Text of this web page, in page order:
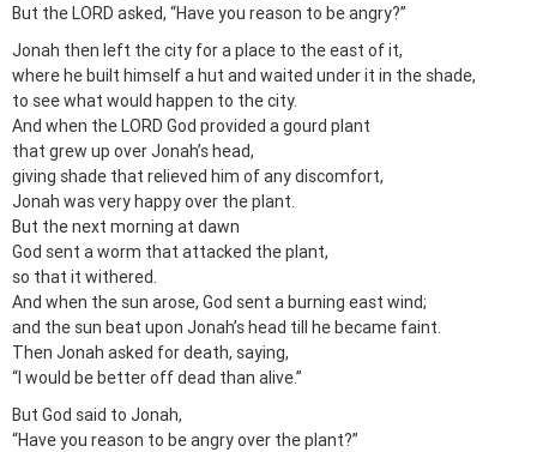
But the LORD asked, “Have you reason to be angry?”
Jonah then left the city for a place to the east of it,
where he built himself a hut and waited under it in the shade,
to see what would happen to the city.
And when the LORD God provided a gourd plant
that grew up over Jonah’s head,
giving shade that relieved him of any discomfort,
Jonah was very happy over the plant.
But the next morning at dawn
God sent a worm that attacked the plant,
so that it withered.
And when the sun arose, God sent a burning east wind;
and the sun beat upon Jonah’s head till he became faint.
Then Jonah asked for death, saying,
“I would be better off dead than alive.”
But God said to Jonah,
“Have you reason to be angry over the plant?”